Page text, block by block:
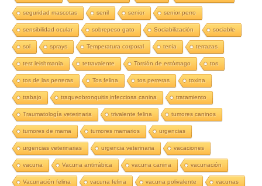
seguridad mascotas senil senior senior perro
sensibilidad ocular sobrepeso gato Sociabilización sociable
sol sprays Temperatura corporal tenia terrazas
test leishmania tetravalente Torsión de estómago tos
tos de las perreras Tos felina tos perreras toxina
trabajo traqueobronquitis infecciosa canina tratamiento
Traumatología veterinaria trivalente felina tumores caninos
tumores de mama tumores mamarios urgencias
urgencias veterinarias urgencia veterinaria vacaciones
vacuna Vacuna antirrábica vacuna canina vacunación
Vacunación felina vacuna felina vacuna polivalente vacunas